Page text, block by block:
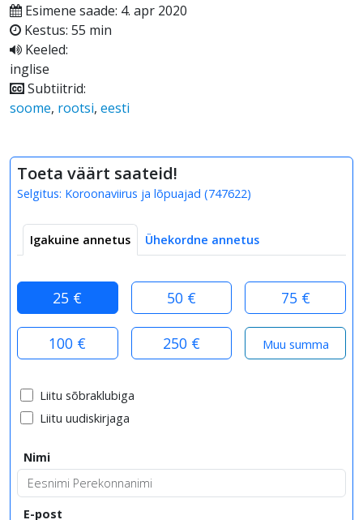
Esimene saade: 4. apr 2020
Kestus: 55 min
Keeled:
inglise
Subtiitrid:
soome, rootsi, eesti
Toeta väärt saateid!
Selgitus: Koroonaviirus ja lõpuajad (747622)
Igakuine annetus Ühekordne annetus
25 € 50 € 75 €
100 € 250 €
Liitu sõbraklubiga
Liitu uudiskirjaga
Nimi
E-post